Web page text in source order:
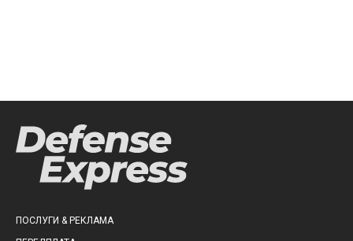
ПОСЛУГИ & РЕКЛАМА